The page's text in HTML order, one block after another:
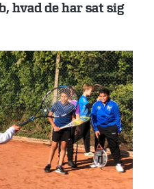
hvad de har sat sig